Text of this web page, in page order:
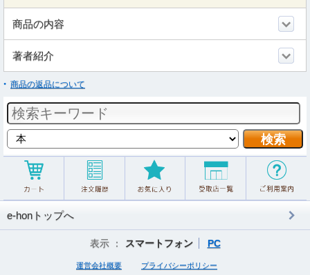
商品の内容
著者紹介
商品の返品について
e-honトップへ
表示 ： スマートフォン PC
運営会社概要 プライバシーポリシー